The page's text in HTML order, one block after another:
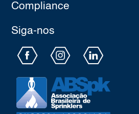
Compliance
Siga-nos​